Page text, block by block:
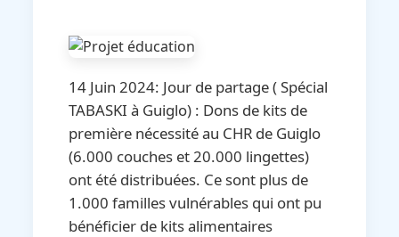
14 Juin 2024: Jour de partage ( Spécial
TABASKI à Guiglo) : Dons de kits de
première nécessité au CHR de Guiglo
(6.000 couches et 20.000 lingettes)
ont été distribuées. Ce sont plus de
1.000 familles vulnérables qui ont pu
bénéficier de kits alimentaires